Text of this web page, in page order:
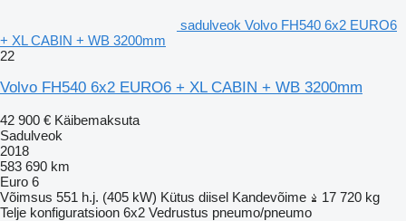
sadulveok Volvo FH540 6x2 EURO6
+ XL CABIN + WB 3200mm
22
Volvo FH540 6x2 EURO6 + XL CABIN + WB 3200mm
42 900 € Käibemaksuta
Sadulveok
2018
583 690 km
Euro 6
Võimsus 551 h.j. (405 kW) Kütus diisel Kandevõime
17 720 kg
Telje konfiguratsioon 6x2 Vedrustus pneumo/pneumo